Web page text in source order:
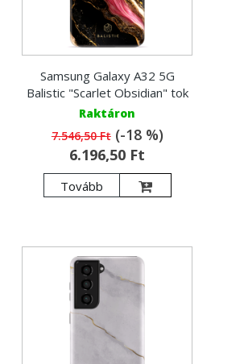
Samsung Galaxy A32 5G
Balistic "Scarlet Obsidian" tok
Raktáron
7.546,50 Ft(-18 %)
6.196,50 Ft
Tovább